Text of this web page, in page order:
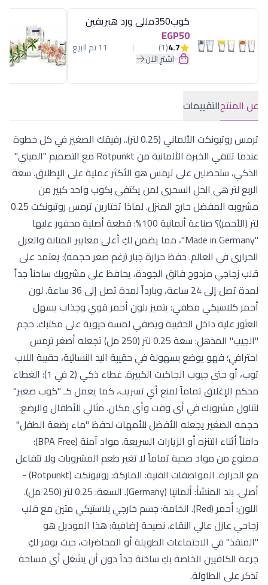
كوب350مللى ورد هيريفين
EGP50
4.7
(1) 11 تم البيع
اشترِ الآن
عن المنتجالتقييمات
ترمس روتبونكت الألماني (0.25 لتر).. رفيقك الصغير في كل خطوة
عندما تلتقي الخبرة الألمانية من Rotpunkt مع التصميم "الميني"
الذكي، ستحصلين على ترمس هو الأكثر عملية على الإطلاق. سعة
الربع لتر هي الحل السحري لمن يكتفي بكوب واحد كبير من
مشروبه المفضل خارج المنزل. لماذا تختارين ترمس روتبونكت 0.25
لتر (الأحمر)؟ صناعة ألمانية 100%: قطعة أصلية محفور عليها
"Made in Germany"، مما يضمن لكِ أعلى معايير المتانة والعزل
الحراري في العالم. حفظ حرارة جبار (رغم صغر حجمه): يعتمد على
قلب زجاجي مزدوج فائق الجودة، يحافظ على مشروبك ساخناً جداً
لمدة تصل إلى 24 ساعة، وبارداً لمدة تصل إلى 36 ساعة. لون
أحمر كلاسيكي مطفي: يتميز بلون أحمر قوي وجذاب يسهل
العثور عليه داخل الحقيبة ويضفي لمسة حيوية على مكتبك. حجم
"الجيب" المذهل: سعة 0.25 لتر (250 مل) تجعله أصغر ترمس
احترافي؛ فهو يوضع بسهولة في حقيبة اليد النسائية، حقيبة اللاب
توب، أو حتى جيوب الجاكيت الكبيرة. غطاء ذكي (2 في 1): الغطاء
محكم الإغلاق تماماً لمنع أي تسريب، كما يعمل كـ "كوب صغير"
لتناول مشروبك في أي وقت وأي مكان. مثالي للأطفال والرضع:
حجمه الصغير يجعله الأفضل للأمهات لحفظ "ماء رضعة الطفل"
دافئاً أثناء التنزه أو الزيارات السريعة. مواد آمنة (BPA Free):
مصنوع من مواد صحية تماماً لا تغير طعم المشروبات ولا تتفاعل
مع الحرارة. المواصفات الفنية: الماركة: روتبونكت (Rotpunkt) -
أصلي. بلد المنشأ: ألمانيا (Germany). السعة: 0.25 لتر (250 مل).
اللون: أحمر (Red). الخامة: جسم خارجي بلاستيكي متين مع قلب
زجاجي عازل عالي النقاء. نصيحة إضافية: هذا الموديل هو
"المنقذ" في الاجتماعات الطويلة أو المحاضرات، حيث يوفر لكِ
جرعة الكافيين الخاصة بكِ ساخنة جداً دون أن يشغل أي مساحة
تذكر على الطاولة.